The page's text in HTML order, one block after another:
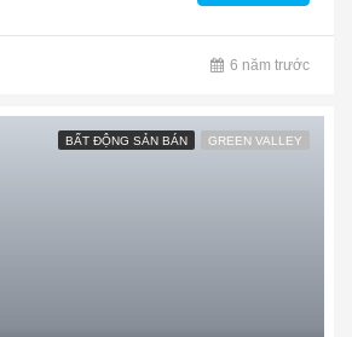
6 năm trước
BẤT ĐỘNG SẢN BÁN GREEN VALLEY